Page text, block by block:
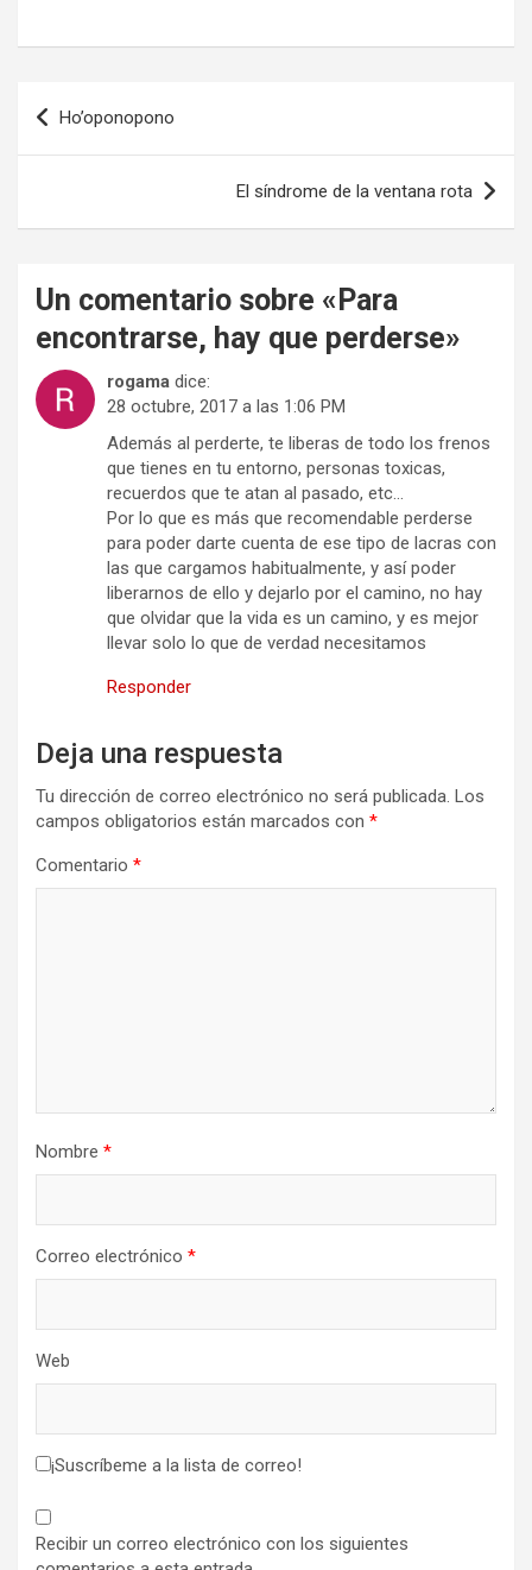
Navegación
de
Ho’oponopono
El síndrome de la ventana rota
Un comentario sobre « Para
encontrarse, hay que perderse»
rogama dice:
28 octubre, 2017 a las 1:06 PM
Además al perderte, te liberas de todo los frenos
que tienes en tu entorno, personas toxicas,
recuerdos que te atan al pasado, etc…
Por lo que es más que recomendable perderse
para poder darte cuenta de ese tipo de lacras con
las que cargamos habitualmente, y así poder
liberarnos de ello y dejarlo por el camino, no hay
que olvidar que la vida es un camino, y es mejor
llevar solo lo que de verdad necesitamos
Responder
Deja una respuesta
Tu dirección de correo electrónico no será publicada. Los
campos obligatorios están marcados con *
Comentario *
Nombre *
Correo electrónico *
Web
¡Suscríbeme a la lista de correo!
Recibir un correo electrónico con los siguientes